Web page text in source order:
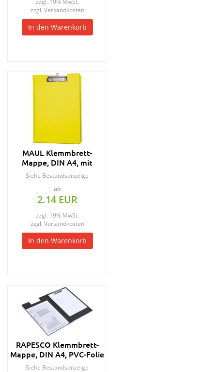
zzgl. 19% MwSt.
zzgl. Versandkosten
In den Warenkorb
MAUL Klemmbrett-
Mappe, DIN A4, mit
Folienüberzug, hellgrün
Siehe Bestandsanzeige
ab
2.14 EUR
zzgl. 19% MwSt.
zzgl. Versandkosten
In den Warenkorb
RAPESCO Klemmbrett-
Mappe, DIN A4, PVC-Folie
genarbt, schwarz
Siehe Bestandsanzeige